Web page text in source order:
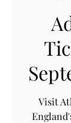
Visit